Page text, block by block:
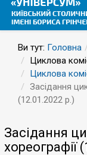
Ви тут: Головна
Циклова
Циклова
Засідання
(12.01.2022 р.)
Засідання
хореографії